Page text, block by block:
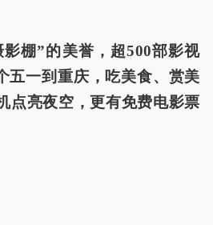
棚”的美誉，超500部影视
五一到重庆，吃美食、赏美
点亮夜空，更有免费电影票